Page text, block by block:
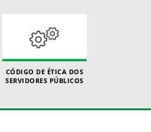
CÓDIGO DE ÉTICA DOS
SERVIDORES PÚBLICOS